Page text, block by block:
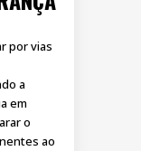
por vias
a
em
o
ao